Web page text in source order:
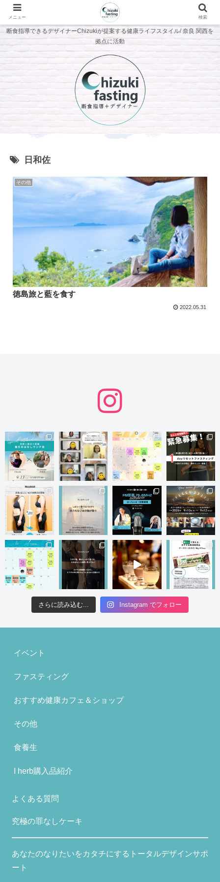
断食指導できるデザイナーChizukiが提案する健康ライフスタイル/ 奈良 関西を
拠点に活動
日和佐
その他
徳島旅と藍を食す
2022.05.31
さらに読み込む... Instagram でフォロー
イベント
ファスティング
おすすめ健康カフェ＆ショップ
その他
食養生
I herb購入品紹介
よくある質問
究極の罪なしケーキ
あなたのなりたいをカタチにするトータルデザインサポ
ート
メニュー 検索